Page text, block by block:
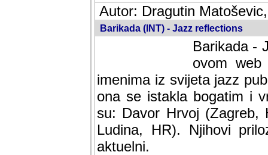
Autor: Dragutin
Barikada (INT) - Jazz reflections
Barikada -
ovom web
imenima iz svijeta jazz
ona se istakla bogatim i
su: Davor Hrvoj (Zagreb,
Ludina, HR). Njihovi
aktuelni.